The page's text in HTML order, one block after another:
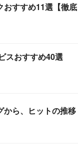
おすすめ11選【徹底
スおすすめ40選
から、ヒットの推移